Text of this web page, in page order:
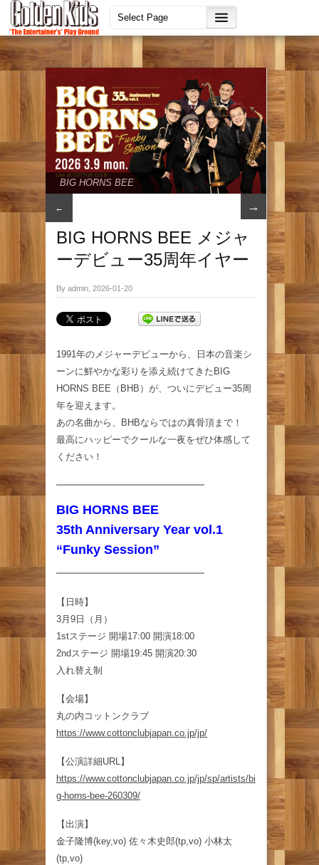
BIG HORNS BEE
← →
BIG HORNS BEE メジャ
ーデビュー35周年イヤー
By admin, 2026-01-20
1991年のメジャーデビューから、日本の音楽シ
ーンに鮮やかな彩りを添え続けてきたBIG
HORNS BEE（BHB）が、ついにデビュー35周
年を迎えます。
あの名曲から、BHBならではの真骨頂まで！
最高にハッピーでクールな一夜をぜひ体感して
ください！
━━━━━━━━━━━━━━━━
BIG HORNS BEE
35th Anniversary Year vol.1
“Funky Session”
━━━━━━━━━━━━━━━━
【日時】
3月9日（月）
1stステージ 開場17:00 開演18:00
2ndステージ 開場19:45 開演20:30
入れ替え制
【会場】
丸の内コットンクラブ
https://www.cottonclubjapan.co.jp/jp/
【公演詳細URL】
https://www.cottonclubjapan.co.jp/jp/sp/artists/bi
g-horns-bee-260309/
【出演】
金子隆博(key,vo) 佐々木史郎(tp,vo) 小林太
(tp,vo)